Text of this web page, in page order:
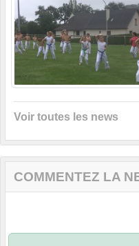
Voir toutes les news
COMMENTEZ LA